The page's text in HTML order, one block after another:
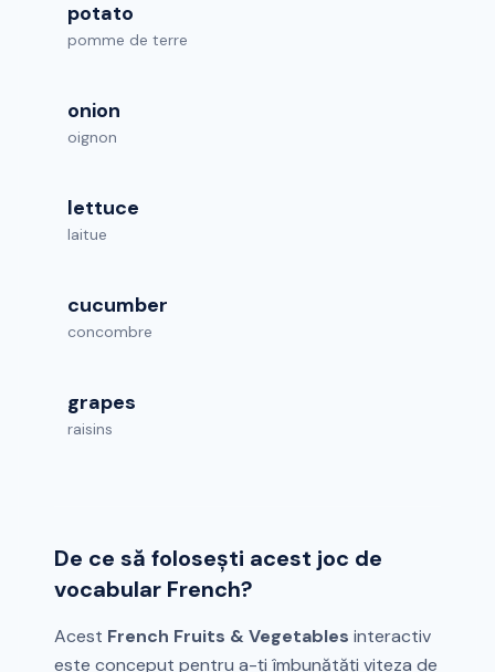
potato
pomme de terre
onion
oignon
lettuce
laitue
cucumber
concombre
grapes
raisins
De ce să folosești acest joc de
vocabular French?
Acest French Fruits & Vegetables interactiv
este conceput pentru a-ți îmbunătăți viteza de